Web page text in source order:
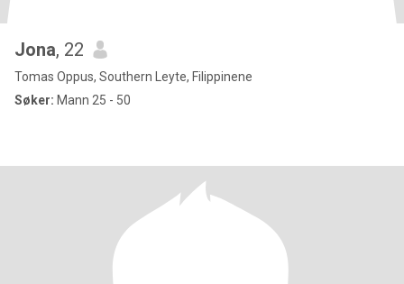
Jona, 22
Tomas Oppus, Southern Leyte, Filippinene
Søker: Mann 25 - 50